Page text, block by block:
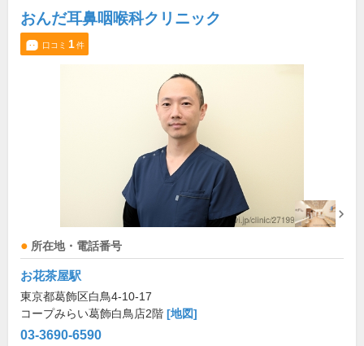
おんだ耳鼻咽喉科クリニック
口コミ 1件
所在地・電話番号
お花茶屋駅
東京都葛飾区白鳥4-10-17
コープみらい葛飾白鳥店2階 [地図]
03-3690-6590